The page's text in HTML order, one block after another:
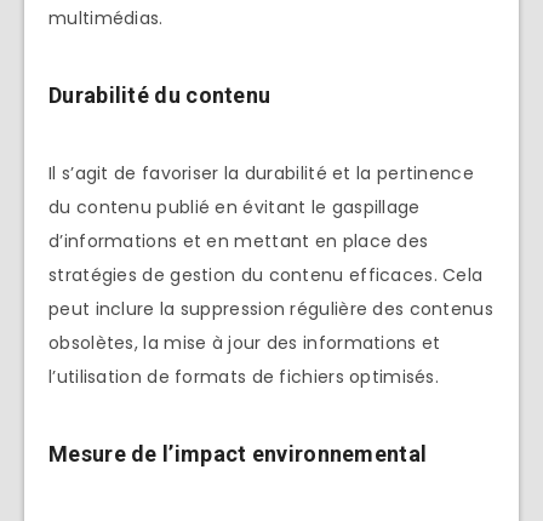
multimédias.
Durabilité du contenu
Il s’agit de favoriser la durabilité et la pertinence
du contenu publié en évitant le gaspillage
d’informations et en mettant en place des
stratégies de gestion du contenu efficaces. Cela
peut inclure la suppression régulière des contenus
obsolètes, la mise à jour des informations et
l’utilisation de formats de fichiers optimisés.
Mesure de l’impact environnemental